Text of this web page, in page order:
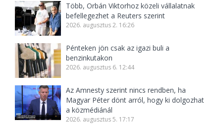
Több, Orbán Viktorhoz közeli vállalatnak
befellegezhet a Reuters szerint
2026. augusztus 2. 16:26
Pénteken jön csak az igazi buli a
benzinkutakon
2026. augusztus 6. 12:44
Az Amnesty szerint nincs rendben, ha
Magyar Péter dönt arról, hogy ki dolgozhat
a közmédiánál
2026. augusztus 5. 17:17